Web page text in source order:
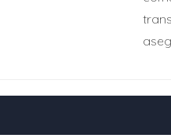
te parece
y su primera
disponibles y temía